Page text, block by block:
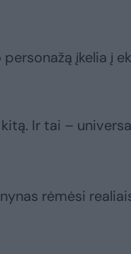
įkelia į
Ir tai –
rėmėsi